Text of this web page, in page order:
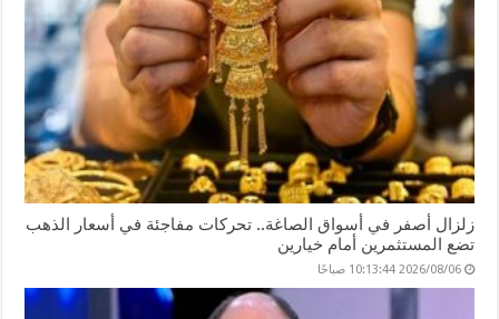
زلزال أصفر في أسواق الصاغة.. تحركات مفاجئة في أسعار الذهب
تضع المستثمرين أمام خيارين
2026/08/06 10:13:44 صباحًا